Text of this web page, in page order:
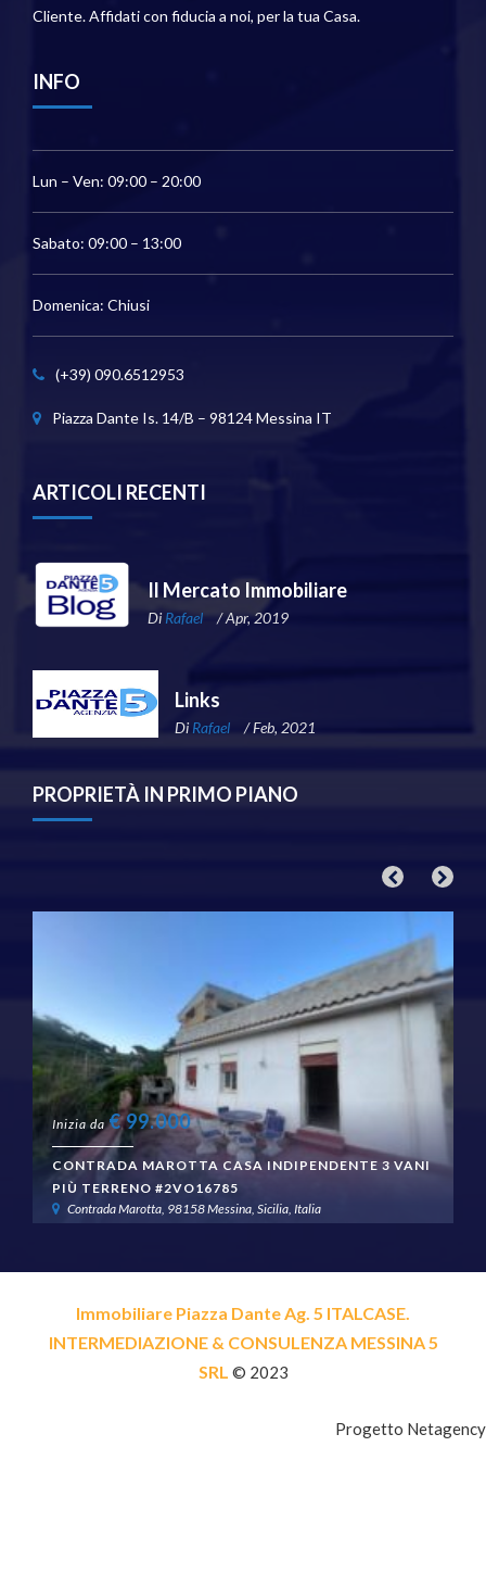
Cliente. Affidati con fiducia a noi, per la tua Casa.
INFO
Lun – Ven: 09:00 – 20:00
Sabato: 09:00 – 13:00
Domenica: Chiusi
(+39) 090.6512953
Piazza Dante Is. 14/B – 98124 Messina IT
ARTICOLI RECENTI
Il Mercato Immobiliare
Di Rafael / Apr, 2019
Links
DiRafael / Feb, 2021
PROPRIETÀ IN PRIMO PIANO
Inizia da€99.000
CONTRADA MAROTTA CASA INDIPENDENTE 3 VANI
PIÙ TERRENO #2VO16785
Contrada Marotta, 98158 Messina, Sicilia, Italia
Immobiliare Piazza Dante Ag. 5 ITALCASE.
INTERMEDIAZIONE & CONSULENZA MESSINA 5
SRL © 2023
Progetto Netagency